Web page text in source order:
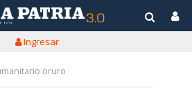
Ingresar
oruro